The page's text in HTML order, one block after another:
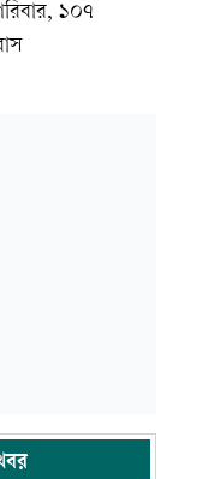
১০৭